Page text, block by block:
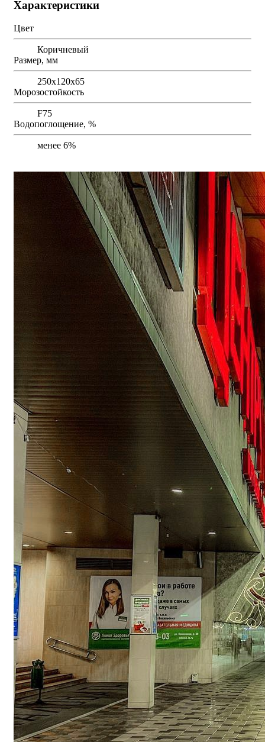
Характеристики
Цвет
Коричневый
Размер, мм
250х120х65
Морозостойкость
F75
Водопоглощение, %
менее 6%